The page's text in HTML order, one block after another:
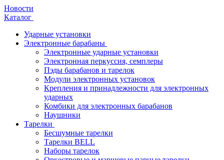
Новости
Каталог
Ударные установки
Электронные барабаны
Электронные ударные установки
Электронная перкуссия, семплеры
Пэды барабанов и тарелок
Модули электронных установок
Крепления и принадлежности для электронных
ударных
Комбики для электронных барабанов
Наушники
Тарелки
Бесшумные тарелки
Тарелки BELL
Наборы тарелок